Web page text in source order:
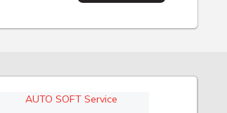
AUTO SOFT Service